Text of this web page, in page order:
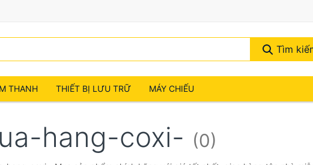
Tìm
THANH THIẾT BỊ LƯU TRỮ MÁY CHIẾU
hang-coxi- (0)